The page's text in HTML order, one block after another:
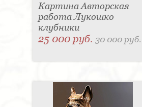
Картина Авторская
работа Лукошко
клубники
25 000 руб.30 000 руб.